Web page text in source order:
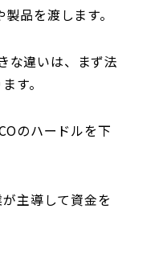
品を渡します。
な違いは、まず法
す。
のハードルを下
主導して資金を